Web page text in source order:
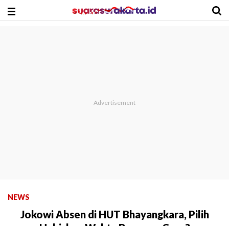
NEWS
Jokowi Absen di HUT Bhayangkara, Pilih